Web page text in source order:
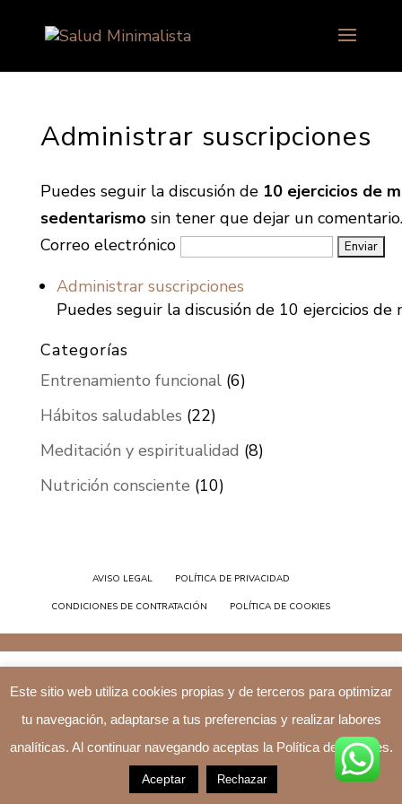
Administrar suscripciones
Puedes seguir la discusión de 10 ejercicios de
sedentarismo sin tener que dejar un
Correo electrónico
Administrar suscripciones
Puedes seguir la discusión de 10 ejercicios
Categorías
Entrenamiento funcional(6)
Hábitos saludables (22)
Meditación y espiritualidad (8)
Nutrición consciente (10)
AVISO LEGAL POLÍTICA DE PRIVACIDAD
CONDICIONES DE CONTRATACIÓN POLÍTICA DE COOKIES
Este sitio web utiliza cookies propias y de terceros para optimizar
tu navegación, adaptarse a tus preferencias y realizar labores
analíticas. Al continuar navegando aceptas la Política de Cookies.
Aceptar Rechazar